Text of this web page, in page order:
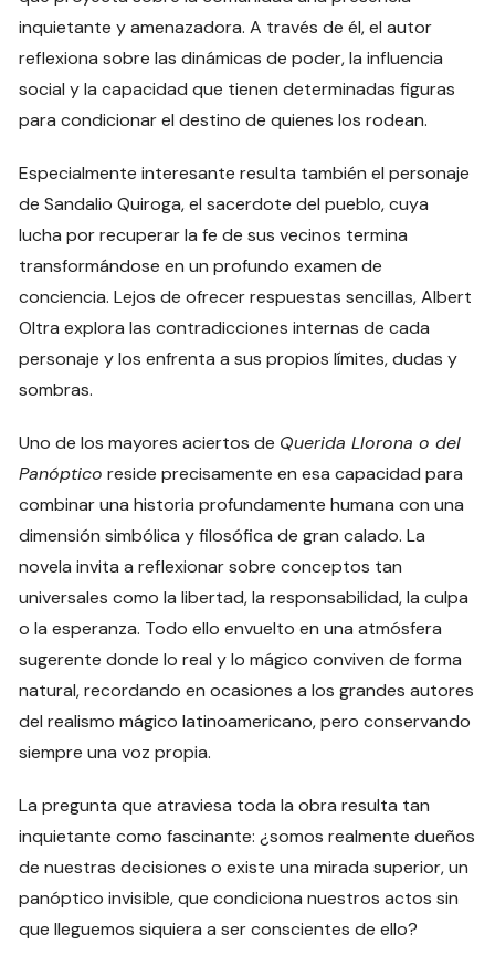
inquietante y amenazadora. A través de él, el autor
reflexiona sobre las dinámicas de poder, la influencia
social y la capacidad que tienen determinadas figuras
para condicionar el destino de quienes los rodean.
Especialmente interesante resulta también el personaje
de Sandalio Quiroga, el sacerdote del pueblo, cuya
lucha por recuperar la fe de sus vecinos termina
transformándose en un profundo examen de
conciencia. Lejos de ofrecer respuestas sencillas, Albert
Oltra explora las contradicciones internas de cada
personaje y los enfrenta a sus propios límites, dudas y
sombras.
Uno de los mayores aciertos de Querida Llorona o del
Panóptico reside precisamente en esa capacidad para
combinar una historia profundamente humana con una
dimensión simbólica y filosófica de gran calado. La
novela invita a reflexionar sobre conceptos tan
universales como la libertad, la responsabilidad, la culpa
o la esperanza. Todo ello envuelto en una atmósfera
sugerente donde lo real y lo mágico conviven de forma
natural, recordando en ocasiones a los grandes autores
del realismo mágico latinoamericano, pero conservando
siempre una voz propia.
La pregunta que atraviesa toda la obra resulta tan
inquietante como fascinante: ¿somos realmente dueños
de nuestras decisiones o existe una mirada superior, un
panóptico invisible, que condiciona nuestros actos sin
que lleguemos siquiera a ser conscientes de ello?